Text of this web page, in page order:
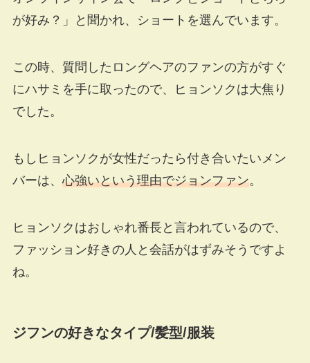
が好み？」と聞かれ、ショートを選んでいます。
この時、質問したロングヘアのファンの方がすぐ
にハサミを手に取ったので、ヒョンソクは大焦り
でした。
もしヒョンソクが女性だったら付き合いたいメン
バーは、心強いという理由でジョンファン。
ヒョンソクはおしゃれ番長と言われているので、
ファッション好きの人と会話がはずみそうですよ
ね。
ジフンの好きなタイプ/髪型/服装